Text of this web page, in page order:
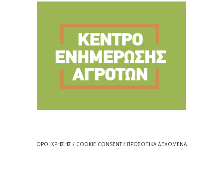
ΟΡΟΙ ΧΡΗΣΗΣ / COOKIE CONSENT / ΠΡΟΣΩΠΙΚΑ ΔΕΔΟΜΕΝΑ